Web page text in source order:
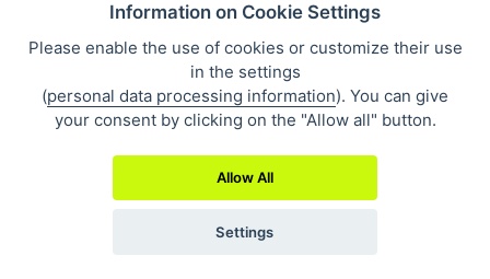
1579
Information on Cookie Settings
Please enable the use of cookies or customize their use
in the settings
(personal data processing information). You can give
your consent by clicking on the "Allow all" button.
Allow All
Settings